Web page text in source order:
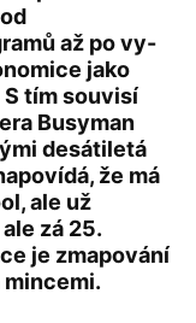
až po vy-
jako
tím souvisí
Busyman
desátiletá
že má
ale už
zá 25.
je zmapování